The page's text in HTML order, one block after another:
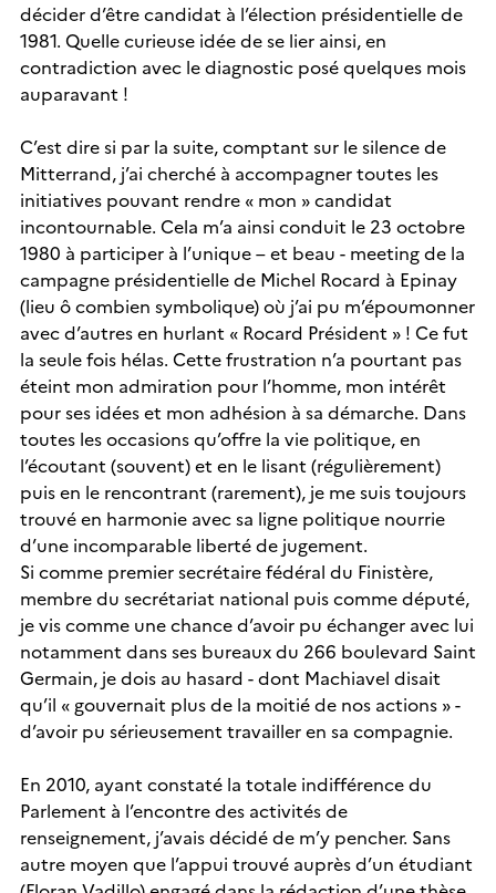
décider d’être candidat à l’élection présidentielle de
1981. Quelle curieuse idée de se lier ainsi, en
contradiction avec le diagnostic posé quelques mois
auparavant !
C’est dire si par la suite, comptant sur le silence de
Mitterrand, j’ai cherché à accompagner toutes les
initiatives pouvant rendre « mon » candidat
incontournable. Cela m’a ainsi conduit le 23 octobre
1980 à participer à l’unique – et beau - meeting de la
campagne présidentielle de Michel Rocard à Epinay
(lieu ô combien symbolique) où j’ai pu m’époumonner
avec d’autres en hurlant « Rocard Président » ! Ce fut
la seule fois hélas. Cette frustration n’a pourtant pas
éteint mon admiration pour l’homme, mon intérêt
pour ses idées et mon adhésion à sa démarche. Dans
toutes les occasions qu’offre la vie politique, en
l’écoutant (souvent) et en le lisant (régulièrement)
puis en le rencontrant (rarement), je me suis toujours
trouvé en harmonie avec sa ligne politique nourrie
d’une incomparable liberté de jugement.
Si comme premier secrétaire fédéral du Finistère,
membre du secrétariat national puis comme député,
je vis comme une chance d’avoir pu échanger avec lui
notamment dans ses bureaux du 266 boulevard Saint
Germain, je dois au hasard - dont Machiavel disait
qu’il « gouvernait plus de la moitié de nos actions » -
d’avoir pu sérieusement travailler en sa compagnie.
En 2010, ayant constaté la totale indifférence du
Parlement à l’encontre des activités de
renseignement, j’avais décidé de m’y pencher. Sans
autre moyen que l’appui trouvé auprès d’un étudiant